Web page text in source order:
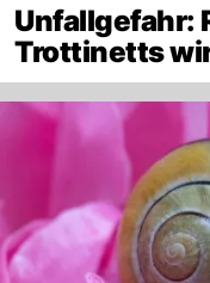
Unfallgefahr:
Trottinetts